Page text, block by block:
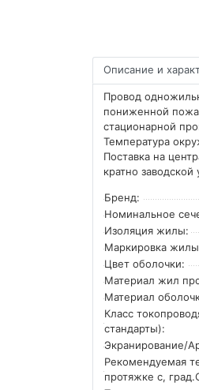
Описание и
Провод
пониженной
стационарной
Температура
Поставка на
кратно заводской
Бренд:
Номинальное
Изоляция жилы:
Маркировка
Цвет оболочки:
Материал жил
Материал
Класс
стандарты):
Экранирование/
Рекомендуемая
протяжке с,